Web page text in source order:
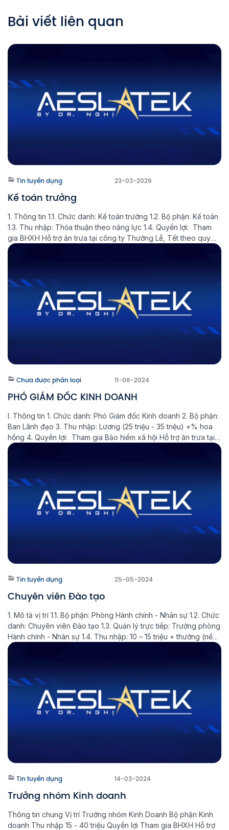
Bài viết liên quan
Tin tuyển dụng 23-03-2026
Kế toán trưởng
1. Thông tin 1.1. Chức danh: Kế toán trưởng 1.2. Bộ phận: Kế toán
1.3. Thu nhập: Thỏa thuận theo năng lực 1.4. Quyền lợi: Tham
gia BHXH Hỗ trợ ăn trưa tại công ty Thưởng Lễ, Tết theo quy
định của công ty 12 phép / năm 1.5. Thời gian làm việc: 8h30 -
Chưa được phân loại 11-06-2024
PHÓ GIÁM ĐỐC KINH DOANH
I. Thông tin 1. Chức danh: Phó Giám đốc Kinh doanh 2. Bộ phận:
Ban Lãnh đạo 3. Thu nhập: Lương (25 triệu - 35 triệu) +% hoa
hồng 4. Quyền lợi: Tham gia Bảo hiểm xã hội Hỗ trợ ăn trưa tại
công ty Thưởng Lễ, Tết theo quy định của công ty 12 […]
Tin tuyển dụng 25-05-2024
Chuyên viên Đào tạo
1. Mô tả vị trí 1.1. Bộ phận: Phòng Hành chính - Nhân sự 1.2. Chức
danh: Chuyên viên Đào tạo 1.3. Quản lý trực tiếp: Trưởng phòng
Hành chính - Nhân sự 1.4. Thu nhập: 10 – 15 triệu + thưởng (nếu
có) 1.5. Phúc lợi: Tham gia BHXH Hỗ trợ ăn trưa tại […]
Tin tuyển dụng 14-03-2024
Trưởng nhóm Kinh doanh
Thông tin chung Vị trí Trưởng nhóm Kinh Doanh Bộ phận Kinh
doanh Thu nhập 15 - 40 triệu Quyền lợi Tham gia BHXH Hỗ trợ